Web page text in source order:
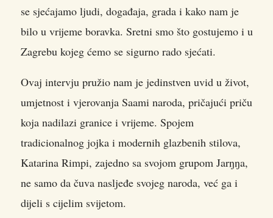
se sjećajamo ljudi, događaja, grada i kako nam je
bilo u vrijeme boravka. Sretni smo što gostujemo i u
Zagrebu kojeg ćemo se sigurno rado sjećati.
Ovaj intervju pružio nam je jedinstven uvid u život,
umjetnost i vjerovanja Saami naroda, pričajući priču
koja nadilazi granice i vrijeme. Spojem
tradicionalnog jojka i modernih glazbenih stilova,
Katarina Rimpi, zajedno sa svojom grupom Jarŋŋa,
ne samo da čuva nasljeđe svojeg naroda, već ga i
dijeli s cijelim svijetom.